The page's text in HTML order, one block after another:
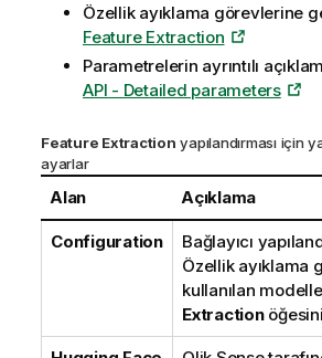
Özellik ayıklama görevlerine
Feature Extraction
Parametrelerin ayrıntılı
API - Detailed parameters
Feature Extraction yapılandırması için
ayarlar
Alan Açıklama
Configuration
Bağlayıcı
Özellik ayıklama
kullanılan
Extraction